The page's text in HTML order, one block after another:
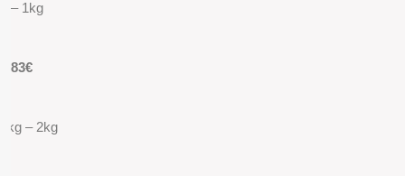
0 – 1kg
9.83€
1kg – 2kg